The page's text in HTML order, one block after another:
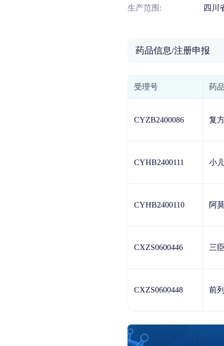
生产范围:
四川
药品信息/注册申报
受理号 药
CYZB2400086 复
CYHB2400111 小
CYHB2400110 阿
CXZS0600446 三
CXZS0600448 前